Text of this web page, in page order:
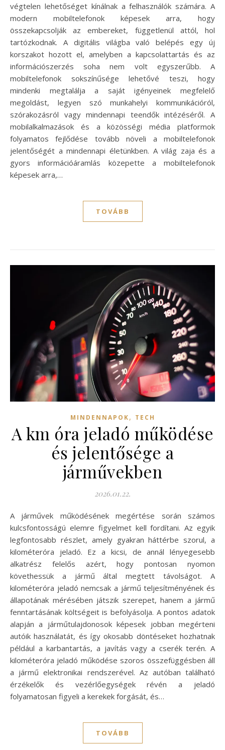
végtelen lehetőséget kínálnak a felhasználók számára. A
modern mobiltelefonok képesek arra, hogy
összekapcsolják az embereket, függetlenül attól, hol
tartózkodnak. A digitális világba való belépés egy új
korszakot hozott el, amelyben a kapcsolattartás és az
információszerzés soha nem volt egyszerűbb. A
mobiltelefonok sokszínűsége lehetővé teszi, hogy
mindenki megtalálja a saját igényeinek megfelelő
megoldást, legyen szó munkahelyi kommunikációról,
szórakozásról vagy mindennapi teendők intézéséről. A
mobilalkalmazások és a közösségi média platformok
folyamatos fejlődése tovább növeli a mobiltelefonok
jelentőségét a mindennapi életünkben. A világ zaja és a
gyors információáramlás közepette a mobiltelefonok
képesek arra,…
TOVÁBB
MINDENNAPOK, TECH
A km óra jeladó működése
és jelentősége a
járművekben
2026.01.22.
A járművek működésének megértése során számos
kulcsfontosságú elemre figyelmet kell fordítani. Az egyik
legfontosabb részlet, amely gyakran háttérbe szorul, a
kilométeróra jeladó. Ez a kicsi, de annál lényegesebb
alkatrész felelős azért, hogy pontosan nyomon
követhessük a jármű által megtett távolságot. A
kilométeróra jeladó nemcsak a jármű teljesítményének és
állapotának mérésében játszik szerepet, hanem a jármű
fenntartásának költségeit is befolyásolja. A pontos adatok
alapján a járműtulajdonosok képesek jobban megérteni
autóik használatát, és így okosabb döntéseket hozhatnak
például a karbantartás, a javítás vagy a cserék terén. A
kilométeróra jeladó működése szoros összefüggésben áll
a jármű elektronikai rendszerével. Az autóban található
érzékelők és vezérlőegységek révén a jeladó
folyamatosan figyeli a kerekek forgását, és…
TOVÁBB